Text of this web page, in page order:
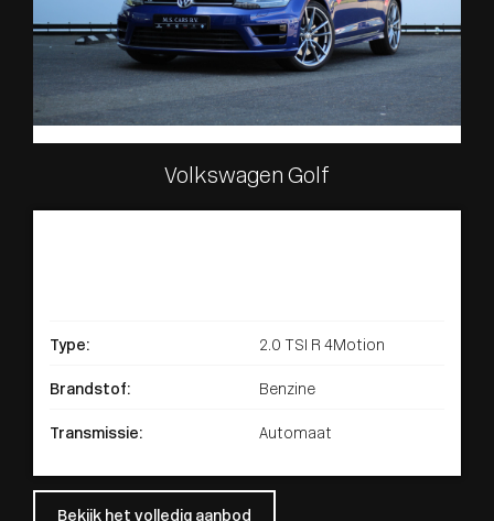
Volkswagen Golf
Type: 2.0 TSI R 4Motion
Brandstof: Benzine
Transmissie: Automaat
Bekijk het volledig aanbod